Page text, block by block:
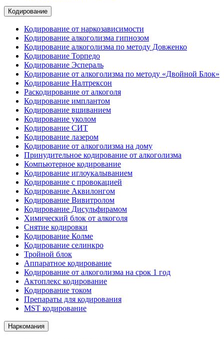
Кодирование
Кодирование от наркозависимости
Кодирование алкоголизма гипнозом
Кодирование алкоголизма по методу Довженко
Кодирование Торпедо
Кодирование Эспераль
Кодирование от алкоголизма по методу «Двойной Блок»
Кодирование Налтрексон
Раскодирование от алкоголя
Кодирование имплантом
Кодирование вшиванием
Кодирование уколом
Кодирование СИТ
Кодирование лазером
Кодирование от алкоголизма на дому
Принудительное кодирование от алкоголизма
Компьютерное кодирование
Кодирование иглоукалыванием
Кодирование с провокацией
Кодирование Аквилонгом
Кодирование Вивитролом
Кодирование Дисульфирамом
Химический блок от алкоголя
Снятие кодировки
Кодирование Колме
Кодирование селинкро
Тройной блок
Аппаратное кодирование
Кодирование от алкоголизма на срок 1 год
Актоплекс кодирование
Кодирование током
Препараты для кодирования
MST кодирование
Наркомания